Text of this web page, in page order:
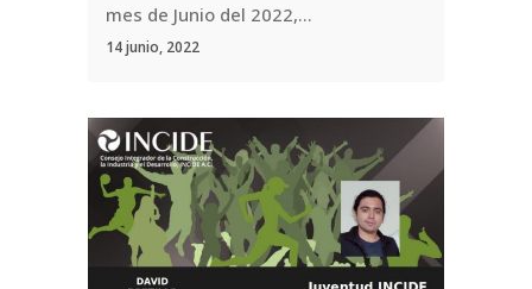
mes de Junio del 2022,...
14 junio, 2022